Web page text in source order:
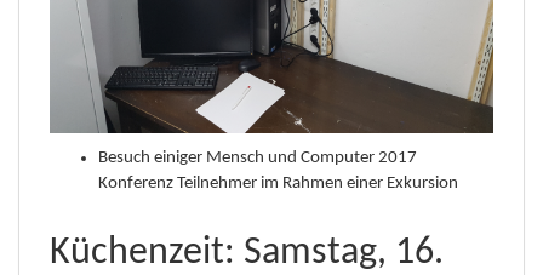
Besuch einiger Mensch und Computer 2017
Konferenz Teilnehmer im Rahmen einer Exkursion
Küchenzeit: Samstag, 16.